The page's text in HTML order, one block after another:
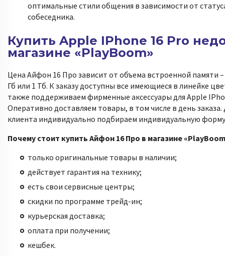
оптимальные стили общения в зависимости от
собеседника.
Купить Apple IPhone 16 Pro
магазине «PlayBoom»
Цена Айфон 16 Про зависит от объема встроенной памяти –
Гб или 1 Тб. К заказу доступны все имеющиеся в линейке
также поддерживаем фирменные аксессуары для Apple
Оперативно доставляем товары, в том числе в день
клиента индивидуально подбираем индивидуальную
Почему стоит купить Айфон 16 Про в магазине
только оригинальные товары в наличии;
действует гарантия на технику;
есть свои сервисные центры;
скидки по программе трейд-ин;
курьерская доставка;
оплата при получении;
кешбек.